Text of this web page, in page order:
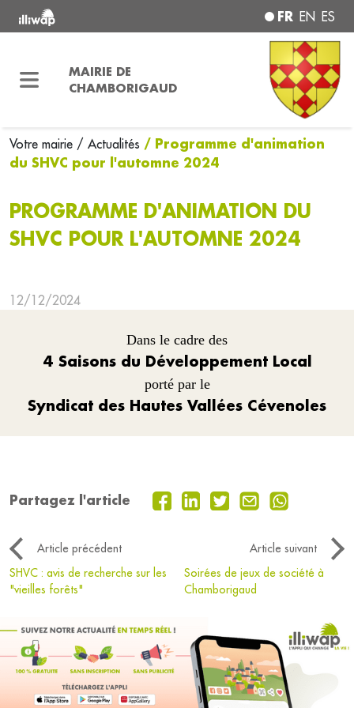
FR EN ES
MAIRIE DE
CHAMBORIGAUD
Votre mairie / Actualités / Programme d'animation
du SHVC pour l'automne 2024
PROGRAMME D'ANIMATION DU
SHVC POUR L'AUTOMNE 2024
12/12/2024
Dans le cadre des
4 Saisons du Développement Local
porté par le
Syndicat des Hautes Vallées Cévenoles
Partagez l'article
Article précédent
Article suivant
SHVC : avis de recherche sur les
"vieilles forêts"
Soirées de jeux de société à
Chamborigaud